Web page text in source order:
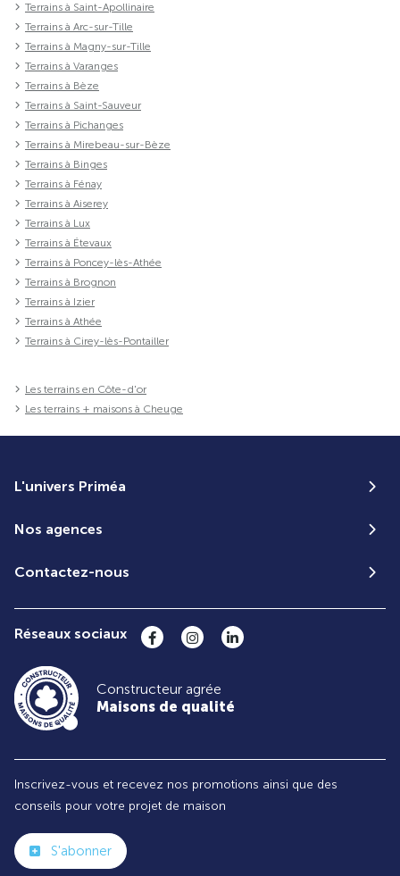
Terrains à Saint-Apollinaire
Terrains à Arc-sur-Tille
Terrains à Magny-sur-Tille
Terrains à Varanges
Terrains à Bèze
Terrains à Saint-Sauveur
Terrains à Pichanges
Terrains à Mirebeau-sur-Bèze
Terrains à Binges
Terrains à Fénay
Terrains à Aiserey
Terrains à Lux
Terrains à Étevaux
Terrains à Poncey-lès-Athée
Terrains à Brognon
Terrains à Izier
Terrains à Athée
Terrains à Cirey-lès-Pontailler
Les terrains en Côte-d'or
Les terrains + maisons à Cheuge
L'univers Priméa
Nos agences
Contactez-nous
Réseaux sociaux
Constructeur agrée
Maisons de qualité
Inscrivez-vous et recevez nos promotions ainsi que des
conseils pour votre projet de maison
S'abonner